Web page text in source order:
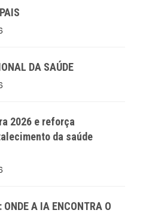
DA SAÚDE
2026 e reforça
da saúde
ONDE A IA ENCONTRA O